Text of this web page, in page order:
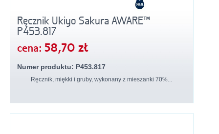
Ręcznik Ukiyo Sakura AWARE™
P453.817
cena: 58,70 zł
Numer produktu: P453.817
Ręcznik, miękki i gruby, wykonany z mieszanki 70%...